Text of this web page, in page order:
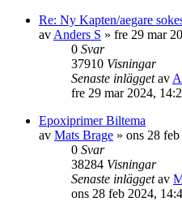
Re: Ny Kapten/aegare
av Anders S » fre 29 mar
0 Svar
37910 Visningar
Senaste inläggetav
fre 29 mar 2024,
Epoxiprimer Biltema
av Mats Brage » ons 28
0 Svar
38284 Visningar
Senaste inläggetav
ons 28 feb 2024,